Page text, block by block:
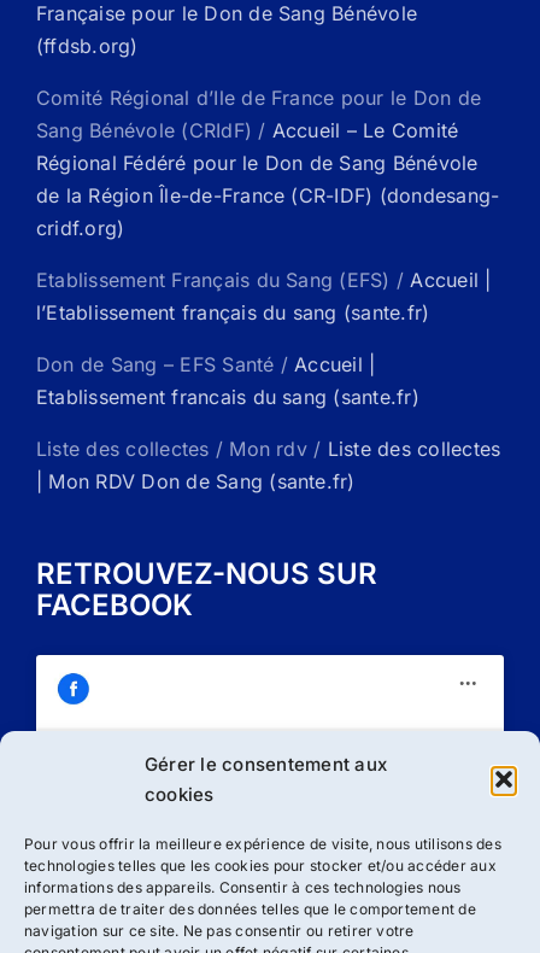
Gérer le consentement aux
cookies
Pour vous offrir la meilleure expérience de visite, nous utilisons des
technologies telles que les cookies pour stocker et/ou accéder aux
informations des appareils. Consentir à ces technologies nous
permettra de traiter des données telles que le comportement de
navigation sur ce site. Ne pas consentir ou retirer votre
Française pour le Don de Sang Bénévole
(ffdsb.org)
Comité Régional d’Ile de France pour le Don de
Sang Bénévole (CRIdF) / Accueil – Le Comité
Régional Fédéré pour le Don de Sang Bénévole
de la Région Île-de-France (CR-IDF) (dondesang-
cridf.org)
Etablissement Français du Sang (EFS) /Accueil |
l’Etablissement français du sang (sante.fr)
Don de Sang – EFS Santé /Accueil |
Etablissement francais du sang (sante.fr)
Liste des collectes / Mon rdv / Liste des collectes
| Mon RDV Don de Sang (sante.fr)
RETROUVEZ-NOUS SUR
FACEBOOK
Cliquez sur « J’accepte » pour activer
J’accepte